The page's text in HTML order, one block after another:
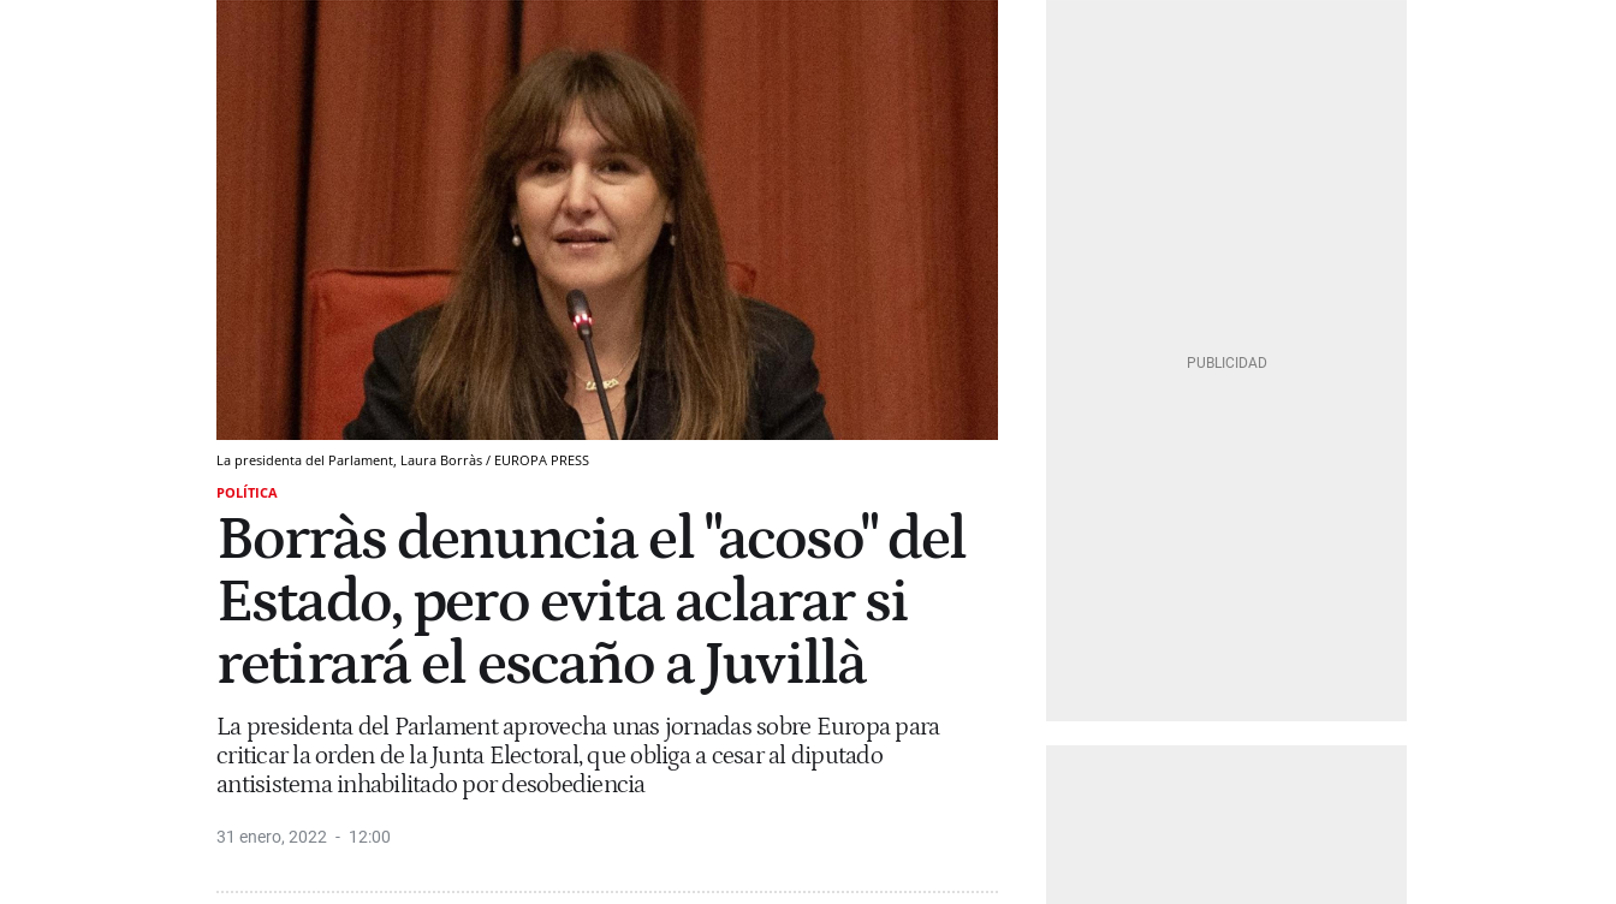
La presidenta del Parlament, Laura Borràs / EUROPA PRESS
POLÍTICA
Borràs denuncia el "acoso" del
Estado, pero evita aclarar si
retirará el escaño a Juvillà
La presidenta del Parlament aprovecha unas jornadas sobre Europa para
criticar la orden de la Junta Electoral, que obliga a cesar al diputado
antisistema inhabilitado por desobediencia
31 enero, 2022 12:00